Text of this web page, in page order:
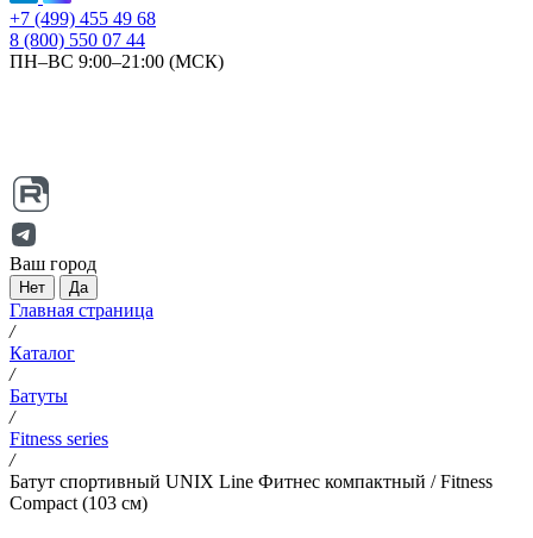
+7 (499) 455 49 68
8 (800) 550 07 44
ПН–ВС 9:00–21:00 (МСК)
Ваш город
Нет Да
Главная страница
/
Каталог
/
Батуты
/
Fitness series
/
Батут спортивный UNIX Line Фитнес компактный / Fitness
Compact (103 см)